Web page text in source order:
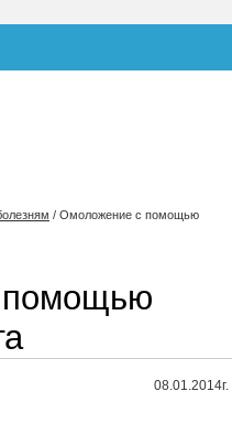
/ Омоложение с помощью
08.01.2014г.